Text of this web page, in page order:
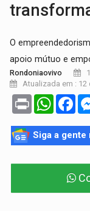
O
apoio mútuo e
Rondoniaovivo
Atualizada em : 12
Print
Siga a gente